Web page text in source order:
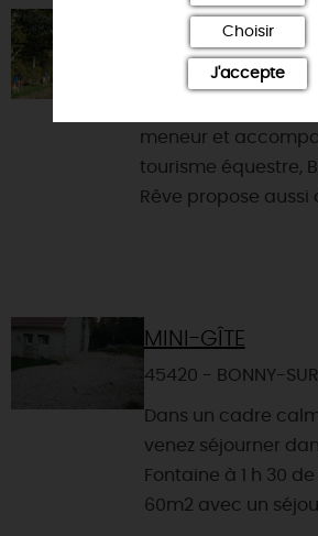
L'ATTRAPE-RÊVE
45420 - DAMMARIE-
meneur et
tourisme équestre,
Rêve propose aussi
MINI-GÎTE
45420 - BONNY-
Dans un cadre
venez séjourner
Fontaine à 1 h 30
60m2 avec un
Choisir
J'accepte